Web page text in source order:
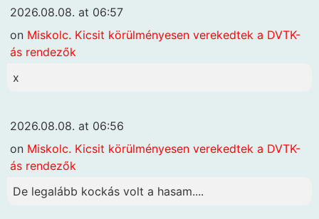
2026.08.08. at 06:57
on Miskolc. Kicsit körülményesen verekedtek a DVTK-
ás rendezők
x
2026.08.08. at 06:56
on Miskolc. Kicsit körülményesen verekedtek a DVTK-
ás rendezők
De legalább kockás volt a hasam....